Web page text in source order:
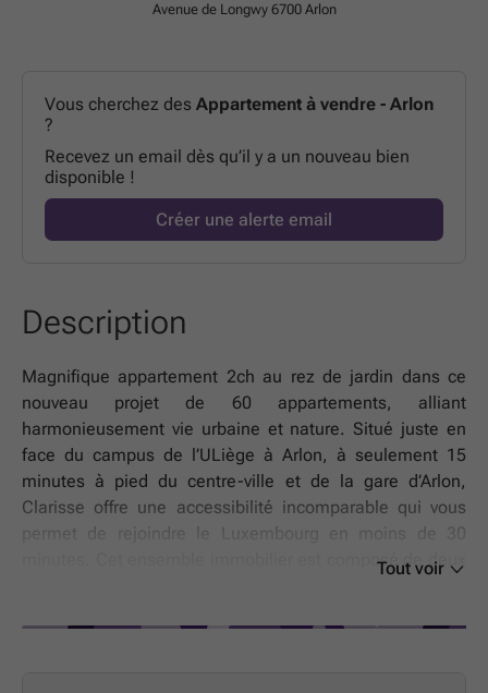
Avenue de Longwy 6700 Arlon
Vous cherchez des Appartement à vendre - Arlon
?
Recevez un email dès qu’il y a un nouveau bien
disponible !
Créer une alerte email
Description
Magnifique appartement 2ch au rez de jardin dans ce
nouveau projet de 60 appartements, alliant
harmonieusement vie urbaine et nature. Situé juste en
face du campus de l’ULiège à Arlon, à seulement 15
minutes à pied du centre-ville et de la gare d’Arlon,
Clarisse offre une accessibilité incomparable qui vous
permet de rejoindre le Luxembourg en moins de 30
minutes. Cet ensemble immobilier est composé de deux
Tout voir